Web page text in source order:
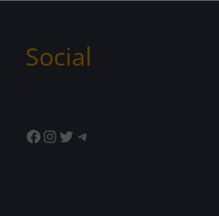
Social
Facebook
Instagram
TwitterTelegram